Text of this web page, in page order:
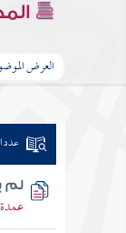
العرض
عدد
لم